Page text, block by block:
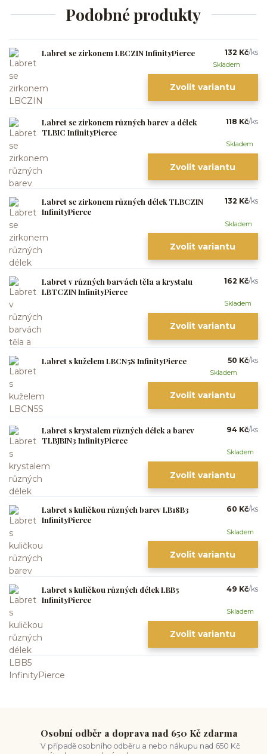
Podobné produkty
Labret se zirkonem LBCZIN InfinityPierce 132 Kč/ks
Skladem
Zvolit variantu
Labret se zirkonem různých barev a délek
TLBIC InfinityPierce
118 Kč/ks
Skladem
Zvolit variantu
Labret se zirkonem různých délek TLBCZIN
InfinityPierce
132 Kč/ks
Skladem
Zvolit variantu
Labret v různých barvách těla a krystalu
LBTCZIN InfinityPierce
162 Kč/ks
Skladem
Zvolit variantu
Labret s kuželem LBCN5S InfinityPierce 50 Kč/ks
Skladem
Zvolit variantu
Labret s krystalem různých délek a barev
TLBJBIN3 InfinityPierce
94 Kč/ks
Skladem
Zvolit variantu
Labret s kuličkou různých barev LB18B3
InfinityPierce
60 Kč/ks
Skladem
Zvolit variantu
Labret s kuličkou různých délek LBB5
InfinityPierce
49 Kč/ks
Skladem
Zvolit variantu
Osobní odběr a doprava nad 650 Kč zdarma
V případě osobního odběru a nebo nákupu nad 650 Kč